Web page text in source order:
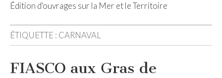
Editions Vivre
Tout
Édition d'ouvrages sur la Mer et le Territoire
ÉTIQUETTE : CARNAVAL
FIASCO aux Gras de